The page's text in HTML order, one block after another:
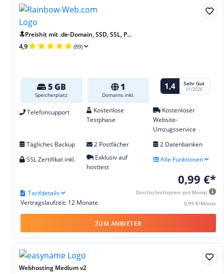
🔝Preishit mit .de-Domain, SSD, SSL, P...
4,9 (89)
5 GB
Speicherplatz
1
Domains inkl.
1,4 Sehr Gut
01/2026
Telefonsupport
Kostenlose
Testphase
Kostenloser
Website-
Umzugsservice
Tägliches Backup
2 Postfächer
2 Datenbanken
SSL Zertifikat inkl.
Exklusiv auf
hosttest
Alle Funktionen
0,99 €*
Durchschnittspreis pro Monat
0,99 €/Monat
Vertragslaufzeit: 12 Monate
Tarifdetails
ZUM ANBIETER
Webhosting Medium v2